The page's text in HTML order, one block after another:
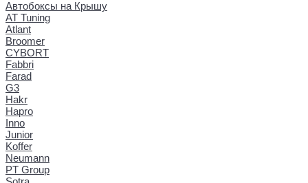
Автобоксы на Крышу
AT Tuning
Atlant
Broomer
CYBORT
Fabbri
Farad
G3
Hakr
Hapro
Inno
Junior
Koffer
Neumann
PT Group